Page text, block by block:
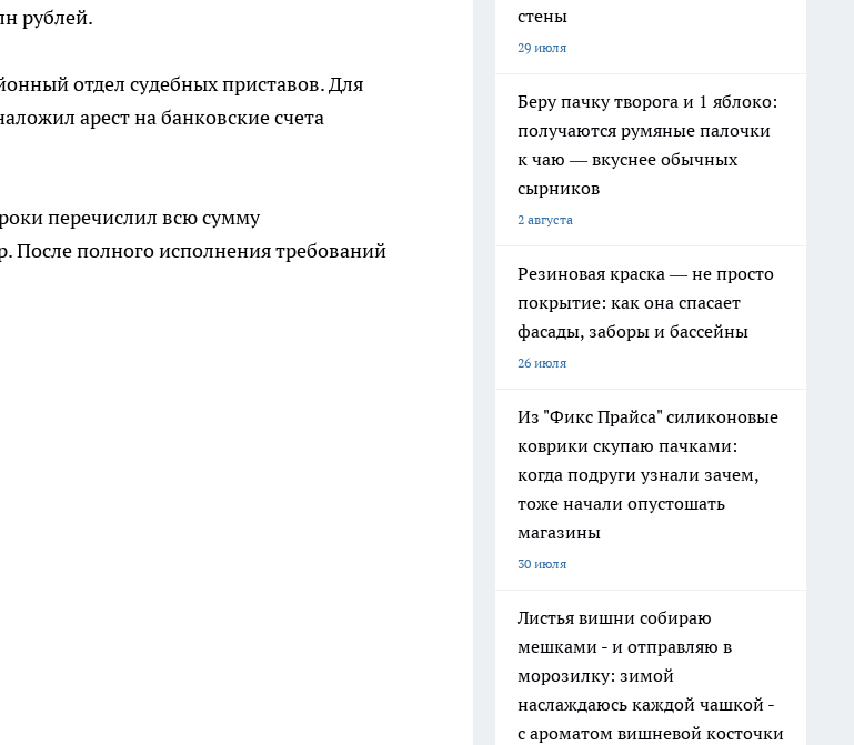
рублей.
отдел судебных приставов. Для
арест на банковские счета
перечислил всю сумму
После полного исполнения требований
стены
29 июля
Беру пачку творога и 1 яблоко:
получаются румяные палочки
к чаю — вкуснее обычных
сырников
2 августа
Резиновая краска — не просто
покрытие: как она спасает
фасады, заборы и бассейны
26 июля
Из "Фикс Прайса" силиконовые
коврики скупаю пачками:
когда подруги узнали зачем,
тоже начали опустошать
магазины
30 июля
Листья вишни собираю
мешками - и отправляю в
морозилку: зимой
наслаждаюсь каждой чашкой -
с ароматом вишневой косточки